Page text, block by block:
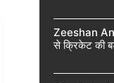
Zeeshan
से क्रिकेट की